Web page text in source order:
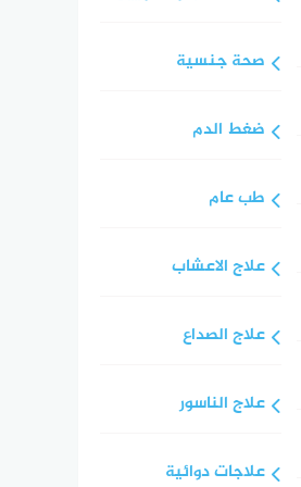
صحة جنسية
ضغط الدم
طب عام
علاج الاعشاب
علاج الصداع
علاج الناسور
علاجات دوائية